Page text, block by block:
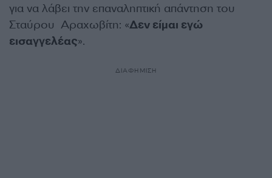
για να λάβει την επαναληπτική απάντηση του
Σταύρου Αραχωβίτη: «Δεν είμαι εγώ
εισαγγελέας».
ΔΙΑΦΗΜΙΣΗ